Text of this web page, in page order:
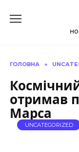
до
ГОЛОВНА »
отримав
Марса
UNCATEGORIZED